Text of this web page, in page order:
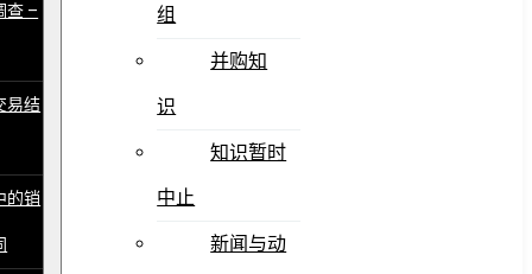
查 –
易结
的销
组
并购知
识
知识暂时
中止
新闻与动